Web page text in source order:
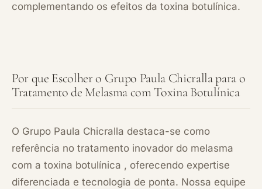
complementando os efeitos da toxina botulínica.
Por que Escolher o Grupo Paula Chicralla para o
Tratamento de Melasma com Toxina Botulínica
O Grupo Paula Chicralla destaca-se como
referência no tratamento inovador do melasma
com a toxina botulínica , oferecendo expertise
diferenciada e tecnologia de ponta. Nossa equipe